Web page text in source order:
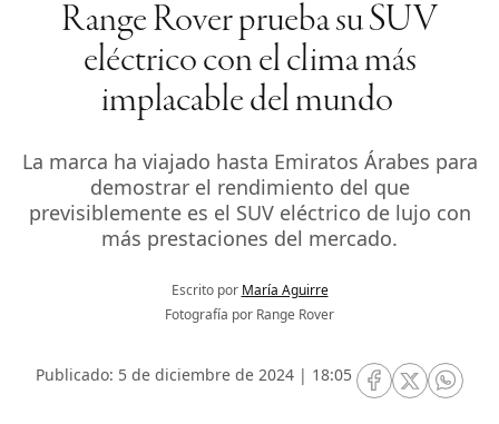
Range Rover prueba su SUV
eléctrico con el clima más
implacable del mundo
La marca ha viajado hasta Emiratos Árabes para
demostrar el rendimiento del que
previsiblemente es el SUV eléctrico de lujo con
más prestaciones del mercado.
Escrito por María Aguirre
Fotografía por Range Rover
Publicado: 5 de diciembre de 2024 | 18:05
RRSS Facebook
RRSSRRSS